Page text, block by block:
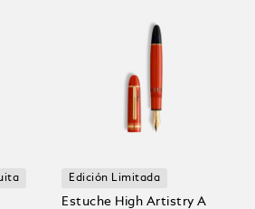
Edición Limitada
Estuche High Artistry A